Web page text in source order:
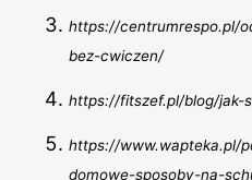
https://centrumrespo.pl/
bez-cwiczen/
https://fitszef.pl/blog/jak-
https://www.wapteka.pl/
domowe-sposoby-na-